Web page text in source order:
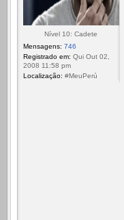
Nível 10: Cadete
Mensagens: 746
Registrado em: Qui Out 02,
2008 11:58 pm
Localização: #MeuPerú